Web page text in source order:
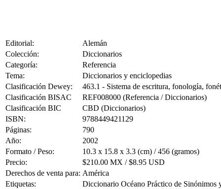
Editorial:
Alemán
Colección:
Diccionarios
Categoría:
Referencia
Tema:
Diccionarios y enciclopedias
Clasificación Dewey:
463.1 - Sistema de escritura, fonología,
Clasificación BISAC
REF008000 (Referencia / Diccionarios)
Clasificación BIC
CBD (Diccionarios)
ISBN:
9788449421129
Páginas:
790
Año:
2002
Formato / Peso:
10.3 x 15.8 x 3.3 (cm) / 456 (gramos)
Precio:
$210.00 MX / $8.95 USD
Derechos de venta para: América
Etiquetas:
Diccionario Océano Práctico de